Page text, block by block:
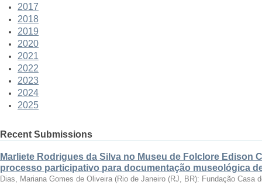
2017
2018
2019
2020
2021
2022
2023
2024
2025
Recent Submissions
Marliete Rodrigues da Silva no Museu de Folclore Edison
processo participativo para documentação museológica
Dias, Mariana Gomes de Oliveira (Rio de Janeiro (RJ, BR): Fundação Casa